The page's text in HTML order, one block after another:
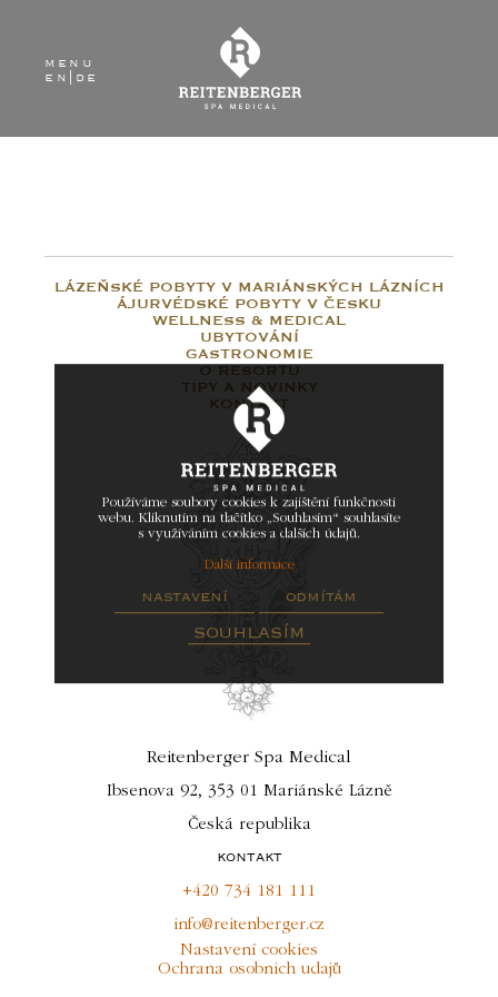
menu
en
de
LÁZEŇSKÉ POBYTY V MARIÁNSKÝCH LÁZNÍCH
ÁJURVÉDSKÉ POBYTY V ČESKU
WELLNESS & MEDICAL
UBYTOVÁNÍ
GASTRONOMIE
O RESORTU
TIPY A NOVINKY
KONTAKT
Reitenberger Spa Medical
Ibsenova 92, 353 01 Mariánské Lázně
Česká republika
kontakt
+420 734 181 111
info@reitenberger.cz
Používáme soubory cookies k zajištění funkčnosti
webu. Kliknutím na tlačítko „Souhlasím“ souhlasíte
s využíváním cookies a dalších údajů.
Další informace
nastavení odmítám
souhlasím
Nastavení cookies
Ochrana osobnich udajů